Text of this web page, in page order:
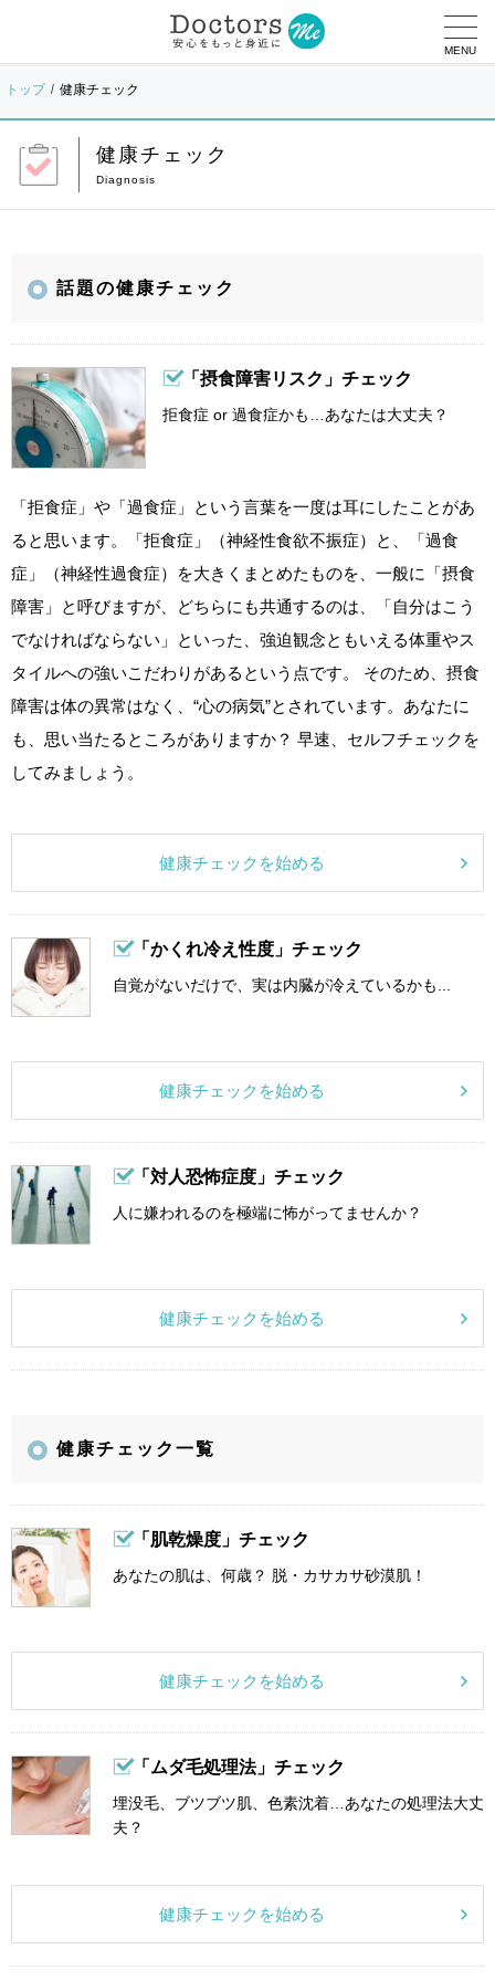
MENU
トップ 健康チェック
健康チェック
話題の健康チェック
「摂食障害リスク」チェック
拒食症 or 過食症かも…あなたは大丈夫？
「拒食症」や「過食症」という言葉を一度は耳にしたことがあ
ると思います。「拒食症」（神経性食欲不振症）と、「過食
症」（神経性過食症）を大きくまとめたものを、一般に「摂食
障害」と呼びますが、どちらにも共通するのは、「自分はこう
でなければならない」といった、強迫観念ともいえる体重やス
タイルへの強いこだわりがあるという点です。 そのため、摂食
障害は体の異常はなく、“心の病気”とされています。あなたに
も、思い当たるところがありますか？ 早速、セルフチェックを
してみましょう。
健康チェックを始める
「かくれ冷え性度」チェック
自覚がないだけで、実は内臓が冷えているかも...
健康チェックを始める
「対人恐怖症度」チェック
人に嫌われるのを極端に怖がってませんか？
健康チェックを始める
健康チェック一覧
「肌乾燥度」チェック
あなたの肌は、何歳？ 脱・カサカサ砂漠肌！
健康チェックを始める
「ムダ毛処理法」チェック
埋没毛、ブツブツ肌、色素沈着…あなたの処理法大丈
夫？
健康チェックを始める